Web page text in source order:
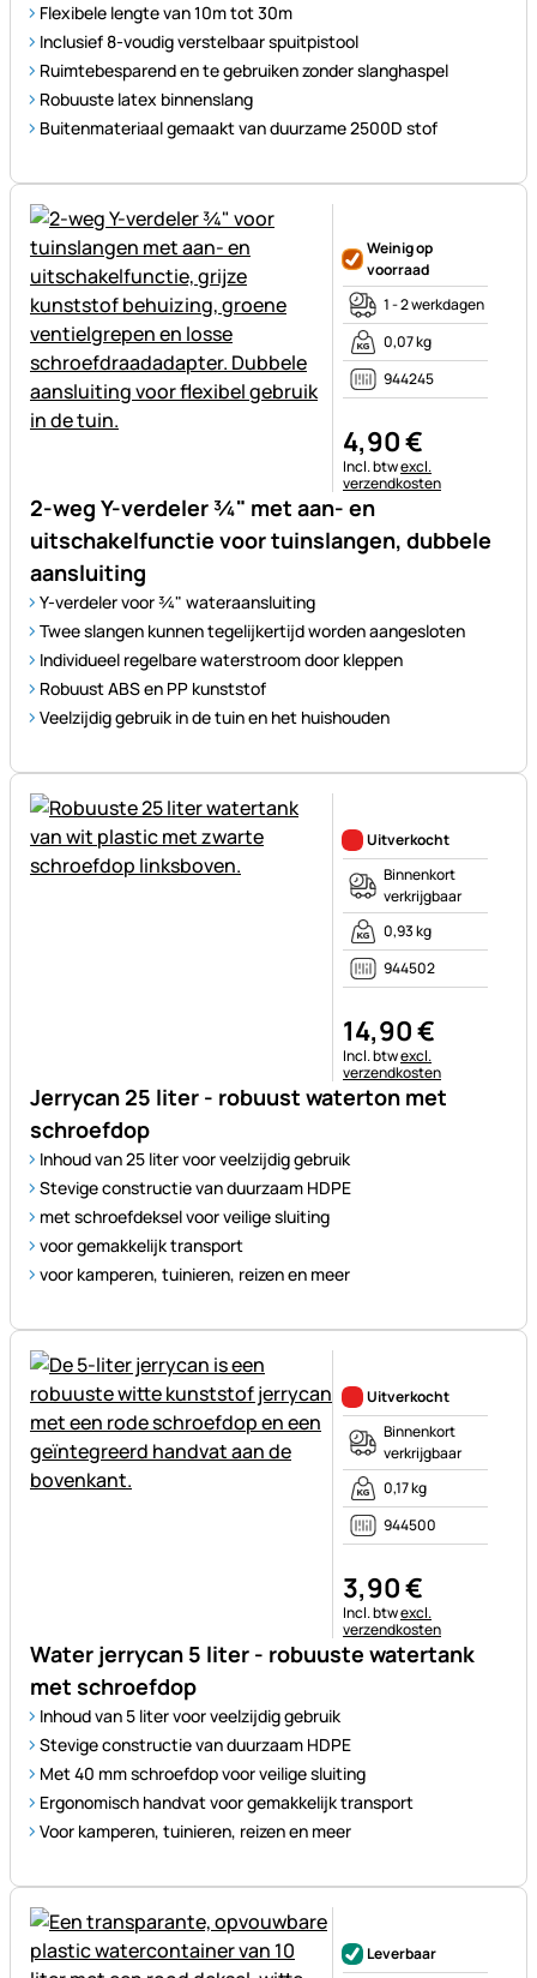
Flexibele lengte van 10m tot 30m
Inclusief 8-voudig verstelbaar spuitpistool
Ruimtebesparend en te gebruiken zonder slanghaspel
Robuuste latex binnenslang
Buitenmateriaal gemaakt van duurzame 2500D stof
2-weg Y-verdeler ¾" met aan- en
uitschakelfunctie voor tuinslangen, dubbele
aansluiting
Y-verdeler voor ¾" wateraansluiting
Twee slangen kunnen tegelijkertijd worden aangesloten
Individueel regelbare waterstroom door kleppen
Robuust ABS en PP kunststof
Veelzijdig gebruik in de tuin en het huishouden
Weinig op
voorraad
1 - 2 werkdagen
0,07 kg
944245
4,90€
Belastinginformatie:
Incl. btwexcl.
verzendkosten
Jerrycan 25 liter - robuust waterton met
schroefdop
Inhoud van 25 liter voor veelzijdig gebruik
Stevige constructie van duurzaam HDPE
met schroefdeksel voor veilige sluiting
voor gemakkelijk transport
voor kamperen, tuinieren, reizen en meer
Uitverkocht
Binnenkort
verkrijgbaar
0,93 kg
944502
14,90€
Belastinginformatie:
Incl. btwexcl.
verzendkosten
Water jerrycan 5 liter - robuuste watertank
met schroefdop
Inhoud van 5 liter voor veelzijdig gebruik
Stevige constructie van duurzaam HDPE
Met 40 mm schroefdop voor veilige sluiting
Ergonomisch handvat voor gemakkelijk transport
Voor kamperen, tuinieren, reizen en meer
Uitverkocht
Binnenkort
verkrijgbaar
0,17 kg
944500
3,90€
Belastinginformatie:
Incl. btwexcl.
verzendkosten
Leverbaar